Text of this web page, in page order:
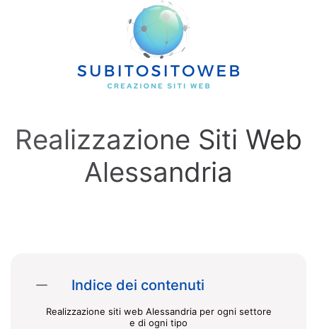
Skip to main content
Realizzazione Siti Web
Alessandria
Indice dei contenuti
Realizzazione siti web Alessandria per ogni settore
e di ogni tipo